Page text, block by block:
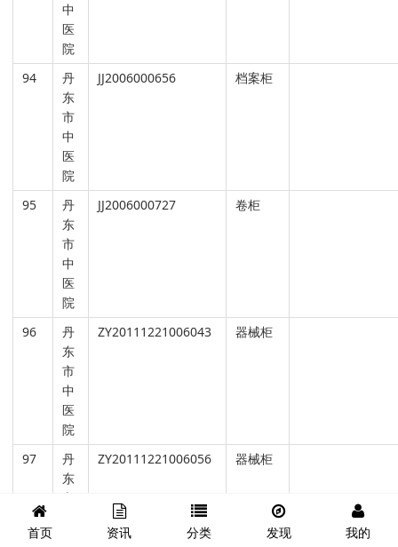
中
医
院
94
丹
东
市
中
医
院
JJ2006000656 档案柜
95
丹
东
市
中
医
院
JJ2006000727 卷柜
96
丹
东
市
中
医
院
ZY20111221006043 器械柜
97
丹
东
市
ZY20111221006056 器械柜
首页 资讯 分类 发现 我的